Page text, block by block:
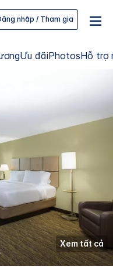
nhập / Tham gia
Ưu đãiPhotosHỗ trợ
Xem tất cả